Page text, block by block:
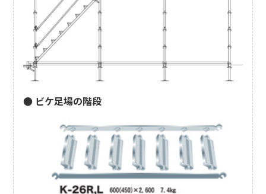
● ビケ足場の階段